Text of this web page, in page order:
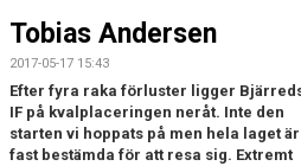
DOKUMENT
KONTAKT
PROVTRÄNING
Tobias Andersen
2017-05-17 15:43
Efter fyra raka förluster ligger
IF på kvalplaceringen neråt. Inte den
starten vi hoppats på men hela laget är
fast bestämda för att resa sig. Extremt